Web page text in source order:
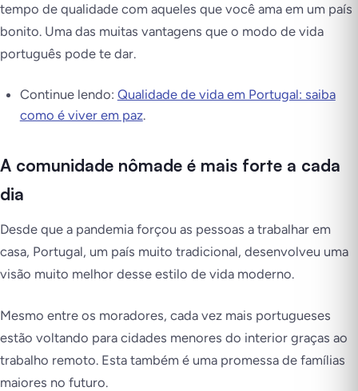
tempo de qualidade com aqueles que você ama em um país
bonito. Uma das muitas vantagens que o modo de vida
português pode te dar.
Continue lendo: Qualidade de vida em Portugal: saiba
como é viver em paz.
A comunidade nômade é mais forte a cada
dia
Desde que a pandemia forçou as pessoas a trabalhar em
casa, Portugal, um país muito tradicional, desenvolveu uma
visão muito melhor desse estilo de vida moderno.
Mesmo entre os moradores, cada vez mais portugueses
estão voltando para cidades menores do interior graças ao
trabalho remoto. Esta também é uma promessa de famílias
maiores no futuro.